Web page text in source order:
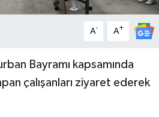
A- A+
Bayramı kapsamında
çalışanları ziyaret ederek